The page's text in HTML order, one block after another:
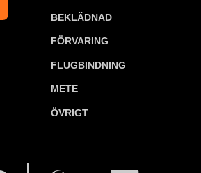
BEKLÄDNAD
FÖRVARING
FLUGBINDNING
METE
ÖVRIGT